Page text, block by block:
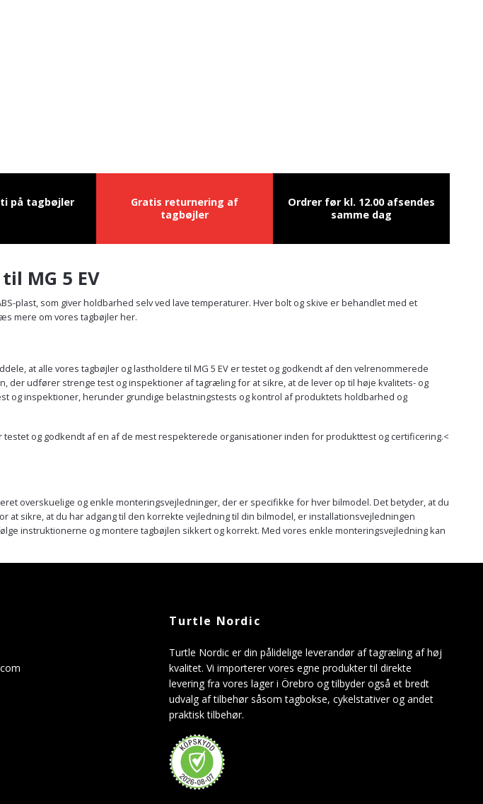
på tagbøjler
Gratis returnering af
tagbøjler
Ordrer før kl. 12.00 afsendes
samme dag
MG 5 EV
plast, som giver holdbarhed selv ved lave temperaturer. Hver bolt og skive er behandlet med et
mere om vores tagbøjler her.
at alle vores tagbøjler og lastholdere til MG 5 EV er testet og godkendt af den velrenommerede
der udfører strenge test og inspektioner af tagræling for at sikre, at de lever op til høje kvalitets- og
og inspektioner, herunder grundige belastningstests og kontrol af produktets holdbarhed og
og godkendt af en af de mest respekterede organisationer inden for produkttest og certificering.<
overskuelige og enkle monteringsvejledninger, der er specifikke for hver bilmodel. Det betyder, at du
sikre, at du har adgang til den korrekte vejledning til din bilmodel, er installationsvejledningen
instruktionerne og montere tagbøjlen sikkert og korrekt. Med vores enkle monteringsvejledning kan
Turtle Nordic
Turtle Nordic er din pålidelige leverandør af tagræling af høj
kvalitet. Vi importerer vores egne produkter til direkte
levering fra vores lager i Örebro og tilbyder også et bredt
udvalg af tilbehør såsom tagbokse, cykelstativer og andet
praktisk tilbehør.